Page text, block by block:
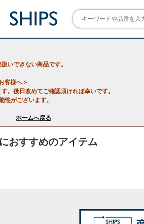
いできない商品です。
客様へ＞
。後日改めてご確認頂ければ幸いです。
性がございます。
ホームへ戻る
おすすめのアイテム